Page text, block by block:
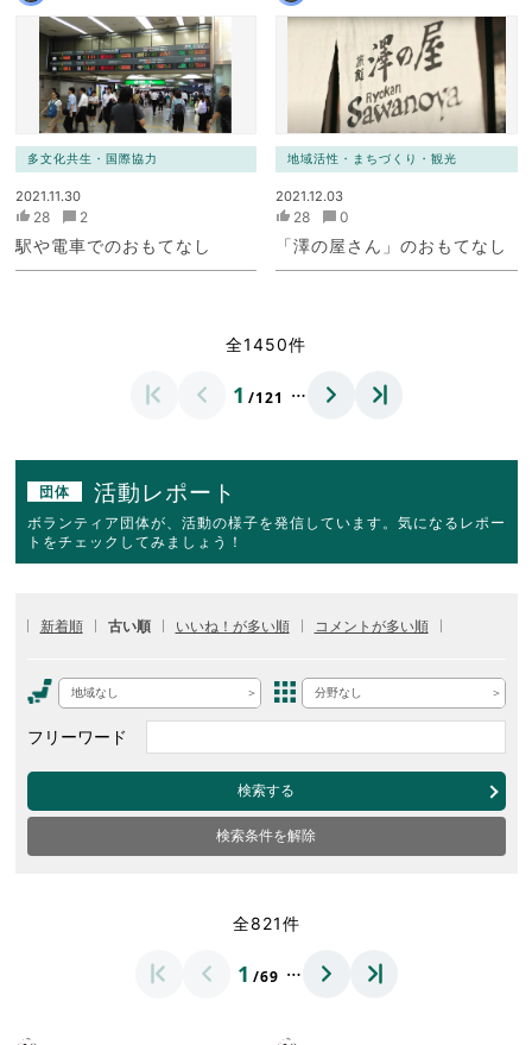
多文化共生・国際協力
2021.11.30
28 2
駅や電車でのおもてなし
地域活性・まちづくり・観光
2021.12.03
28 0
「澤の屋さん」のおもてなし
全1450件
1 /121 …
団体 活動レポート
ボランティア団体が、活動の様子を発信しています。気になるレポー
トをチェックしてみましょう！
新着順 古い順 いいね！が多い順 コメントが多い順
地域なし 分野なし
フリーワード
検索する
検索条件を解除
全821件
1 /69 …